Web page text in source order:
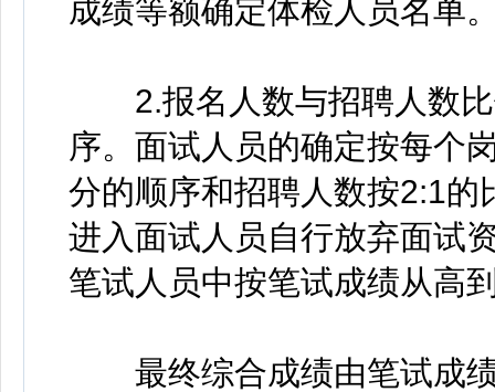
成绩等额确定体检人员名单
2.报名人数与招聘人数比
序。面试人员的确定按每个
分的顺序和招聘人数按2:1
进入面试人员自行放弃面试
笔试人员中按笔试成绩从高
最终综合成绩由笔试成绩